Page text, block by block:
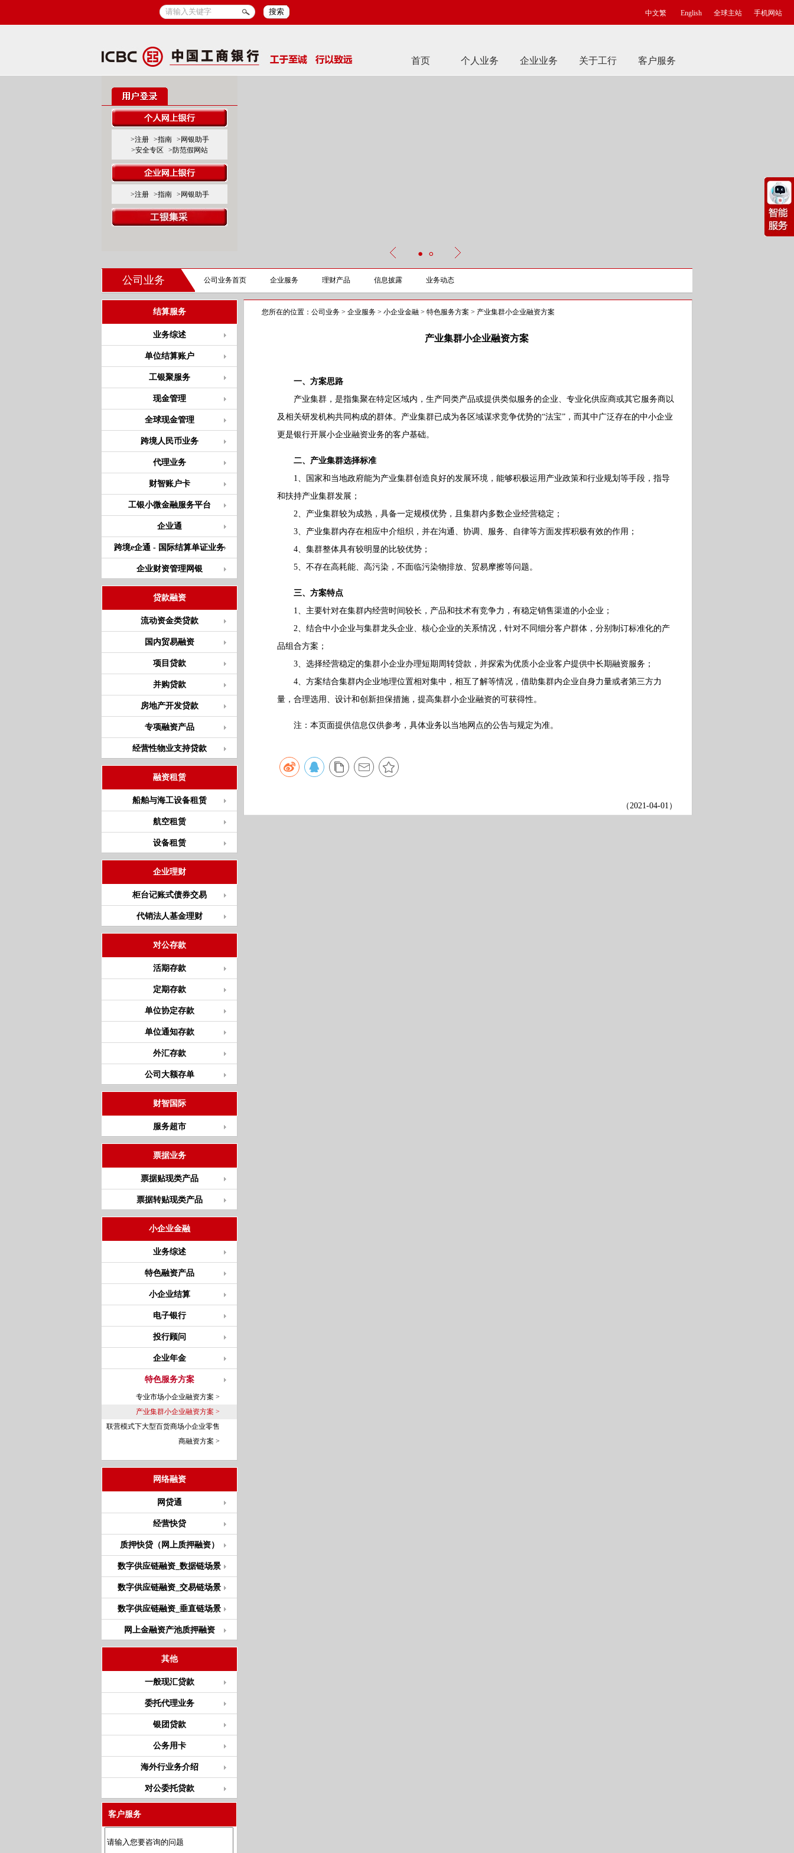
搜索 中文繁 English 全球主站 手机网站
首页 个人业务 企业业务 关于工行 客户服务
>注册 >指南
>网银助手
>安全专区
>防范假网站
>注册 >指南 >网银助手
公司业务 公司业务首页 企业服务 理财产品 信息披露 业务动态
结算服务
业务综述
单位结算账户
工银聚服务
现金管理
全球现金管理
跨境人民币业务
代理业务
财智账户卡
工银小微金融服务平台
企业通
跨境e企通 - 国际结算单证业务
企业财资管理网银
贷款融资
流动资金类贷款
国内贸易融资
项目贷款
并购贷款
房地产开发贷款
专项融资产品
经营性物业支持贷款
融资租赁
船舶与海工设备租赁
航空租赁
设备租赁
企业理财
柜台记账式债券交易
代销法人基金理财
对公存款
活期存款
定期存款
单位协定存款
单位通知存款
外汇存款
公司大额存单
财智国际
服务超市
票据业务
票据贴现类产品
票据转贴现类产品
小企业金融
业务综述
特色融资产品
小企业结算
电子银行
投行顾问
企业年金
特色服务方案
专业市场小企业融资方案 >
产业集群小企业融资方案 >
联营模式下大型百货商场小企业零售
商融资方案 >
网络融资
网贷通
经营快贷
质押快贷（网上质押融资）
数字供应链融资_数据链场景
数字供应链融资_交易链场景
数字供应链融资_垂直链场景
网上金融资产池质押融资
其他
一般现汇贷款
委托代理业务
银团贷款
公务用卡
海外行业务介绍
对公委托贷款
客户服务
您所在的位置： 公司业务 > 企业服务 > 小企业金融 > 特色服务方案 > 产业集群小企业融资方案
产业集群小企业融资方案
一、方案思路
产业集群，是指集聚在特定区域内，生产同类产品或提供类似服务的企业、专业化供应商或其它服务商以
及相关研发机构共同构成的群体。产业集群已成为各区域谋求竞争优势的“法宝”，而其中广泛存在的中小企业
更是银行开展小企业融资业务的客户基础。
二、产业集群选择标准
1、国家和当地政府能为产业集群创造良好的发展环境，能够积极运用产业政策和行业规划等手段，指导
和扶持产业集群发展；
2、产业集群较为成熟，具备一定规模优势，且集群内多数企业经营稳定；
3、产业集群内存在相应中介组织，并在沟通、协调、服务、自律等方面发挥积极有效的作用；
4、集群整体具有较明显的比较优势；
5、不存在高耗能、高污染，不面临污染物排放、贸易摩擦等问题。
三、方案特点
1、主要针对在集群内经营时间较长，产品和技术有竞争力，有稳定销售渠道的小企业；
2、结合中小企业与集群龙头企业、核心企业的关系情况，针对不同细分客户群体，分别制订标准化的产
品组合方案；
3、选择经营稳定的集群小企业办理短期周转贷款，并探索为优质小企业客户提供中长期融资服务；
4、方案结合集群内企业地理位置相对集中，相互了解等情况，借助集群内企业自身力量或者第三方力
量，合理选用、设计和创新担保措施，提高集群小企业融资的可获得性。
注：本页面提供信息仅供参考，具体业务以当地网点的公告与规定为准。
（2021-04-01 ）